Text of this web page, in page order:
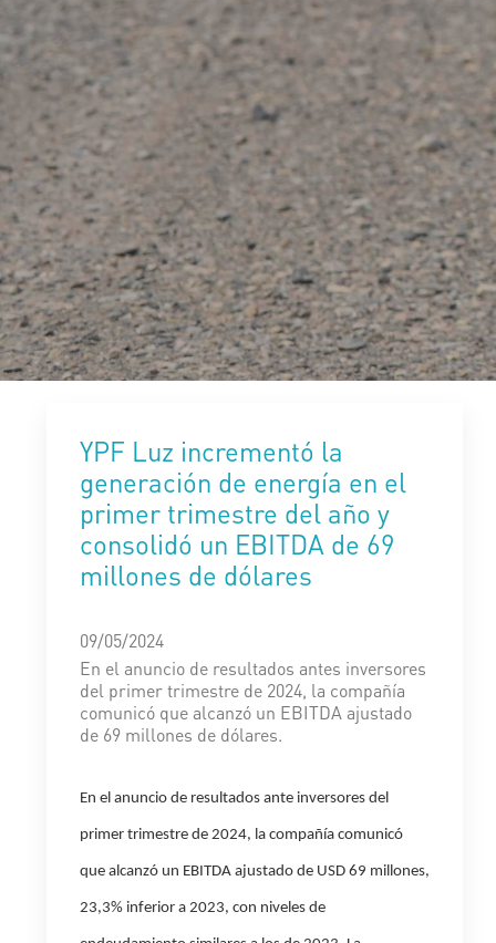
YPF Luz incrementó la
generación de energía en el
primer trimestre del año y
consolidó un EBITDA de 69
millones de dólares
09/05/2024
En el anuncio de resultados antes inversores
del primer trimestre de 2024, la compañía
comunicó que alcanzó un EBITDA ajustado
de 69 millones de dólares.
En el anuncio de resultados ante inversores del
primer trimestre de 2024, la compañía comunicó
que alcanzó un EBITDA ajustado de USD 69 millones,
23,3% inferior a 2023, con niveles de